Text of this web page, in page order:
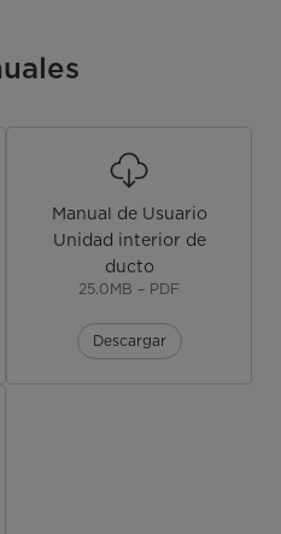
Manual de Usuario
Unidad interior de
ducto
25.0MB – PDF
Descargar